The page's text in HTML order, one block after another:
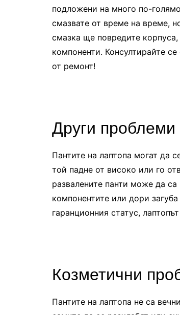
подложени на много по-
смазвате от време на време,
смазка ще повредите
компоненти. Консултирайте се
от ремонт!
Други проблеми
Пантите на лаптопа могат да
той падне от високо или го
развалените панти може да
компонентите или дори
гаранционния статус,
Козметични
Пантите на лаптопа не са